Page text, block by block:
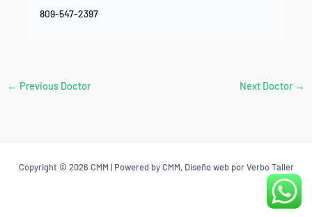
809-547-2397
← Previous Doctor Next Doctor →
Copyright © 2026 CMM | Powered by CMM, Diseño web por Verbo Taller